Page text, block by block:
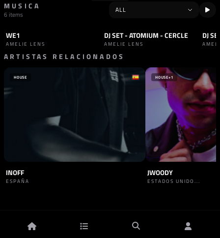
MUSICA
6 items
SET
WE1
AMELIE LENS
SET TECHNO
DJ SET - ATOMIUM - CERCLE
AMELIE LENS
SET
DJ
ARTISTAS RELACIONADOS
HOUSE
INOFF
ESPAÑA
HOUSE+1
JWOODY
ESTADOS UNIDO...